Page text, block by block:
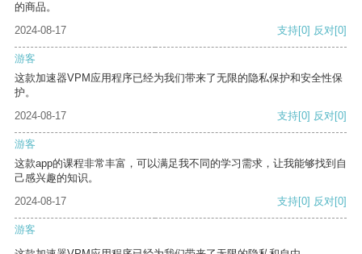
的商品。
2024-08-17
支持[0] 反对[0]
游客
这款加速器VPM应用程序已经为我们带来了无限的隐私保护和安全性保
护。
2024-08-17
支持[0] 反对[0]
游客
这款app的课程非常丰富，可以满足我不同的学习需求，让我能够找到自
己感兴趣的知识。
2024-08-17
支持[0] 反对[0]
游客